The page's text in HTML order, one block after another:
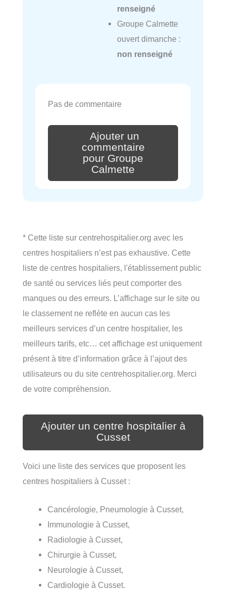
renseigné
Groupe Calmette
ouvert dimanche :
non renseigné
Pas de commentaire
Ajouter un
commentaire
pour Groupe
Calmette
* Cette liste sur centrehospitalier.org avec les
centres hospitaliers n’est pas exhaustive. Cette
liste de centres hospitaliers, l'établissement public
de santé ou services liés peut comporter des
manques ou des erreurs. L’affichage sur le site ou
le classement ne reflète en aucun cas les
meilleurs services d’un centre hospitalier, les
meilleurs tarifs, etc… cet affichage est uniquement
présent à titre d’information grâce à l’ajout des
utilisateurs ou du site centrehospitalier.org. Merci
de votre compréhension.
Ajouter un centre hospitalier à
Cusset
Voici une liste des services que proposent les
centres hospitaliers à Cusset :
Cancérologie, Pneumologie à Cusset,
Immunologie à Cusset,
Radiologie à Cusset,
Chirurgie à Cusset,
Neurologie à Cusset,
Cardiologie à Cusset.